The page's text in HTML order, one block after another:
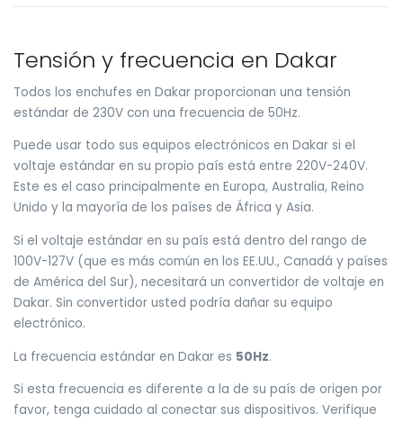
Tensión y frecuencia en Dakar
Todos los enchufes en Dakar proporcionan una tensión
estándar de 230V con una frecuencia de 50Hz.
Puede usar todo sus equipos electrónicos en Dakar si el
voltaje estándar en su propio país está entre 220V-240V.
Este es el caso principalmente en Europa, Australia, Reino
Unido y la mayoría de los países de África y Asia.
Si el voltaje estándar en su país está dentro del rango de
100V-127V (que es más común en los EE.UU., Canadá y países
de América del Sur), necesitará un convertidor de voltaje en
Dakar. Sin convertidor usted podría dañar su equipo
electrónico.
La frecuencia estándar en Dakar es 50Hz.
Si esta frecuencia es diferente a la de su país de origen por
favor, tenga cuidado al conectar sus dispositivos. Verifique